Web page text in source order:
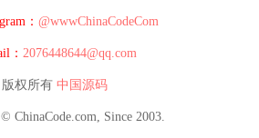
： @wwwChinaCodeCom
： 2076448644@qq.com
版权所有 中国源码
ChinaCode.com, Since 2003.